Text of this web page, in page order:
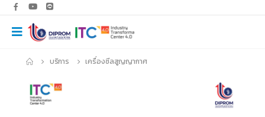
บริการ เครื่องซีลสูญญากาศ